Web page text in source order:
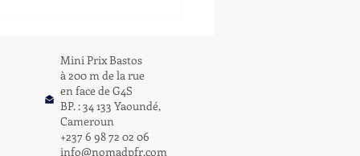
Mini Prix Bastos
à 200 m de la rue
en face de G4S
BP. : 34 133 Yaoundé,
Cameroun
+237 6 98 72 02 06
info@nomadpfr.com